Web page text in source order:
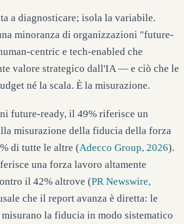
a diagnosticare; isola la variabile.
minoranza di organizzazioni "future-
centric e tech-enabled che
valore strategico dall'IA — e ciò che le
né la scala. È la misurazione.
future-ready, il 49% riferisce un
misurazione della fiducia della forza
di tutte le altre (Adecco Group, 2026).
una forza lavoro altamente
il 42% altrove (PR Newswire,
che il report avanza è diretta: le
la fiducia in modo sistematico